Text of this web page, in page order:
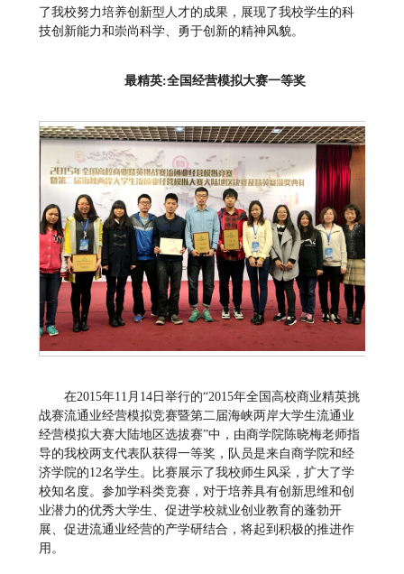
了我校努力培养创新型人才的成果，展现了我校学生的科
技创新能力和崇尚科学、勇于创新的精神风貌。
最精英:全国经营模拟大赛一等奖
在2015年11月14日举行的“2015年全国高校商业精英挑
战赛流通业经营模拟竞赛暨第二届海峡两岸大学生流通业
经营模拟大赛大陆地区选拔赛”中，由商学院陈晓梅老师指
导的我校两支代表队获得一等奖，队员是来自商学院和经
济学院的12名学生。比赛展示了我校师生风采，扩大了学
校知名度。参加学科类竞赛，对于培养具有创新思维和创
业潜力的优秀大学生、促进学校就业创业教育的蓬勃开
展、促进流通业经营的产学研结合，将起到积极的推进作
用。